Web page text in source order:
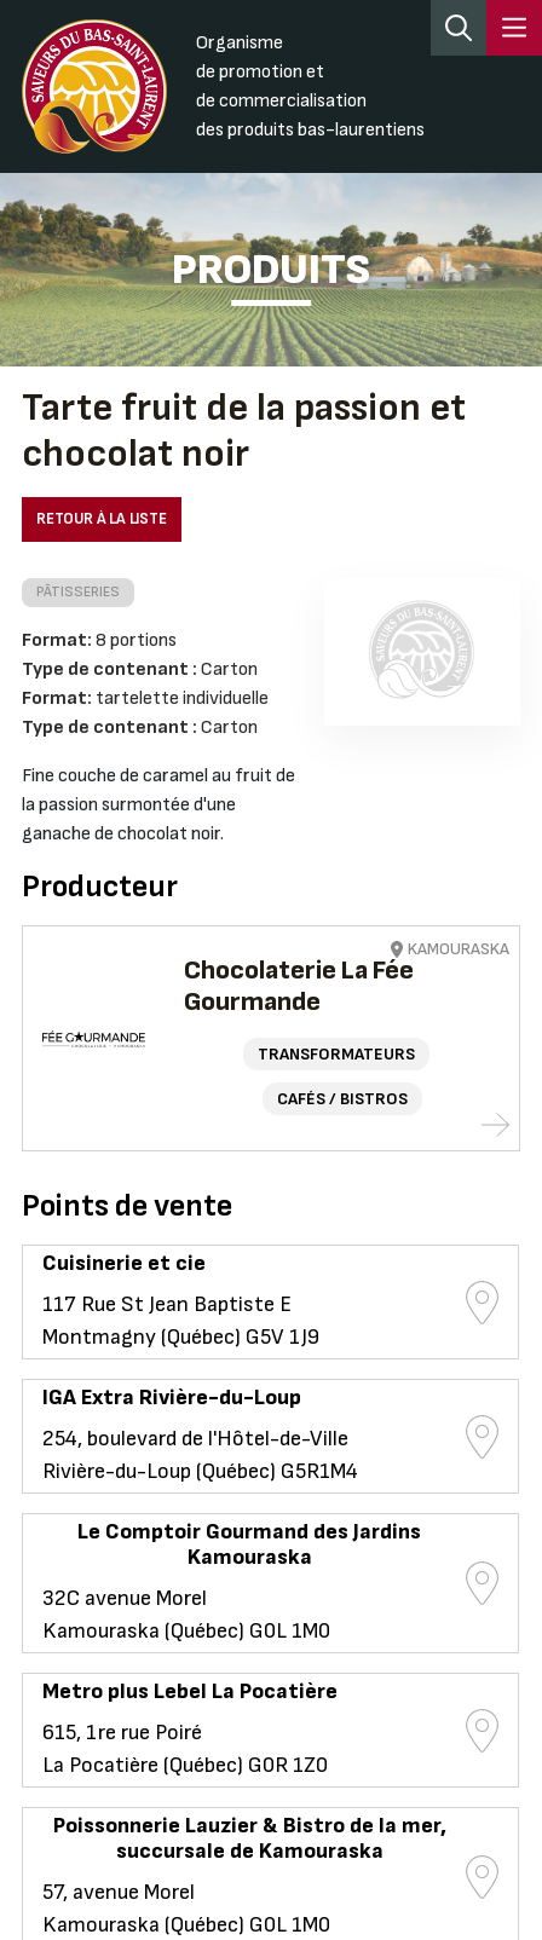
Organisme
de promotion et
de commercialisation
des produits bas-laurentiens
PRODUITS
Tarte fruit de la passion et
chocolat noir
RETOUR À LA LISTE
PÂTISSERIES
Format: 8 portions
Type de contenant : Carton
Format: tartelette individuelle
Type de contenant : Carton
Fine couche de caramel au fruit de
la passion surmontée d'une
ganache de chocolat noir.
Producteur
Chocolaterie La Fée
Gourmande
TRANSFORMATEURS
CAFÉS / BISTROS
KAMOURASKA
Points de vente
Cuisinerie et cie
117 Rue St Jean Baptiste E
Montmagny (Québec) G5V 1J9
IGA Extra Rivière-du-Loup
254, boulevard de l'Hôtel-de-Ville
Rivière-du-Loup (Québec) G5R1M4
Le Comptoir Gourmand des Jardins
Kamouraska
32C avenue Morel
Kamouraska (Québec) G0L 1M0
Metro plus Lebel La Pocatière
615, 1re rue Poiré
La Pocatière (Québec) G0R 1Z0
Poissonnerie Lauzier & Bistro de la mer,
succursale de Kamouraska
57, avenue Morel
Kamouraska (Québec) G0L 1M0